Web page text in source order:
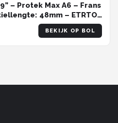
– Protek Max A6 – Frans
48mm – ETRTO-
BEKIJK OP BOL